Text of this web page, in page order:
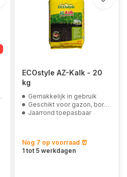
ECOstyle AZ-Kalk - 20
kg
Gemakkelijk in gebruik
Geschikt voor gazon, border en moestuin
Jaarrond toepasbaar
Nog 7 op voorraad ⏰
1 tot 5 werkdagen